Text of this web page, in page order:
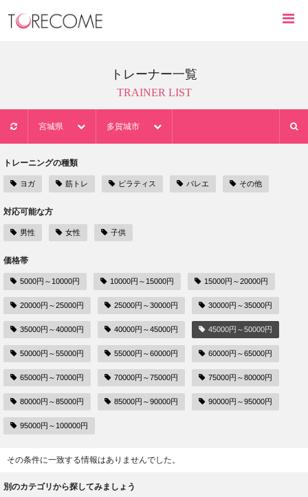
トレーナー一覧
TRAINER LIST
宮城県 多賀城市
トレーニングの種類
ヨガ 筋トレ ピラティス バレエ その他
対応可能な方
男性 女性 子供
価格帯
5000円～10000円 10000円～15000円 15000円～20000円
20000円～25000円 25000円～30000円 30000円～35000円
35000円～40000円 40000円～45000円 45000円～50000円
50000円～55000円 55000円～60000円 60000円～65000円
65000円～70000円 70000円～75000円 75000円～80000円
80000円～85000円 85000円～90000円 90000円～95000円
95000円～100000円
その条件に一致する情報はありませんでした。
別のカテゴリから探してみましょう